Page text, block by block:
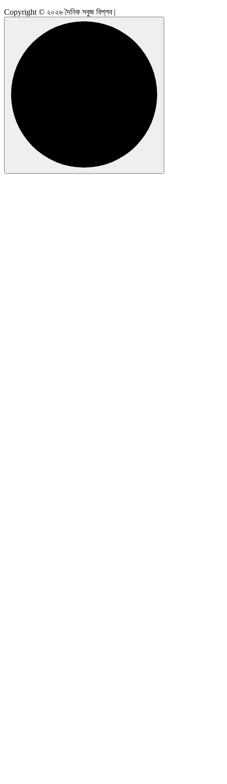
Copyright © ২০২৬ দৈনিক সবুজ বিপ্লব |